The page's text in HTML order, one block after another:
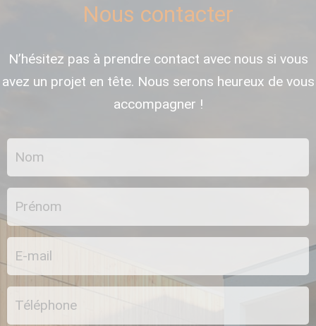
Nous contacter
N’hésitez pas à prendre contact avec nous si vous
avez un projet en tête. Nous serons heureux de vous
accompagner !